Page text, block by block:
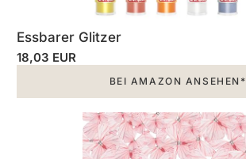
Essbarer Glitzer
18,03 EUR
BEI AMAZON ANSEHEN*